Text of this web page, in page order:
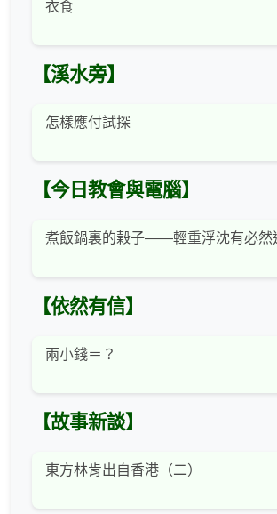
衣食
【溪水旁】
怎樣應付試探
【今日教會與電腦】
煮飯鍋裏的榖子——輕重浮沈有必然
【依然有信】
兩小錢＝？
【故事新談】
東方林肯出自香港（二）